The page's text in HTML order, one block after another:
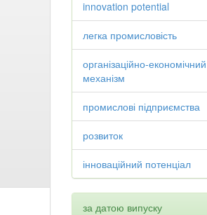
innovation potential
легка промисловість
організаційно-економічний
механізм
промислові підприємства
розвиток
інноваційний потенціал
за датою випуску